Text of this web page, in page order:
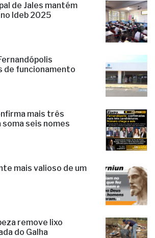
de Jales mantém
Ideb 2025
de funcionamento
mais três
seis nomes
mais valioso de um
remove lixo
do Galha